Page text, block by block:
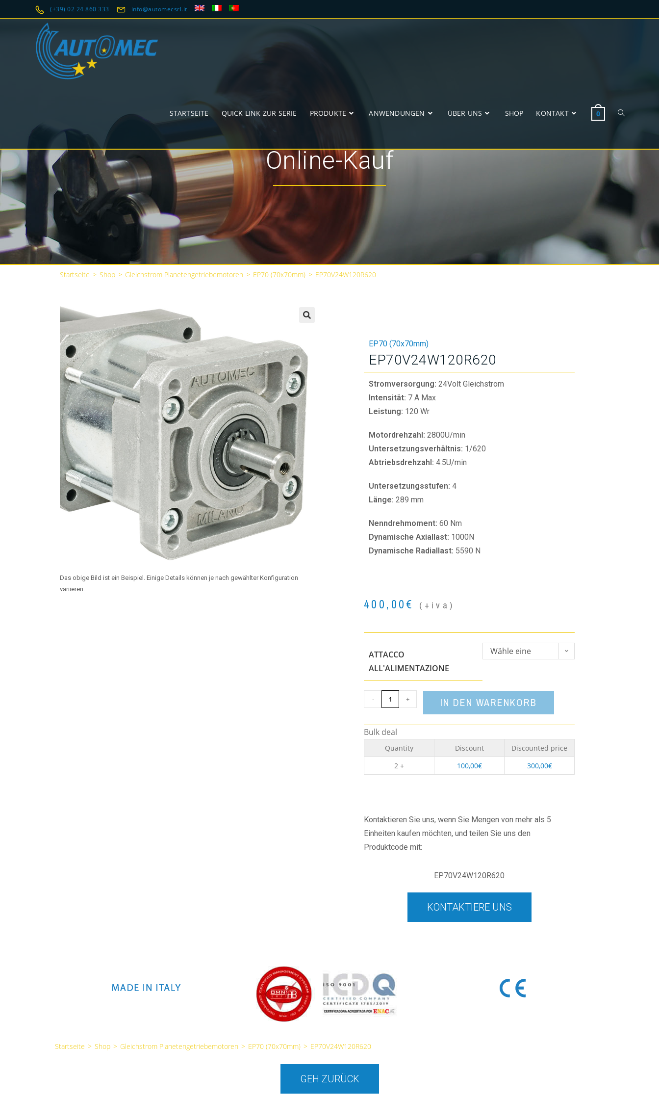
(+39) 02 24 860 333 info@automecsrl.it
STARTSEITE QUICK LINK ZUR SERIE PRODUKTE ANWENDUNGEN ÜBER UNS SHOP KONTAKT 0
Online-Kauf
Startseite > Shop > Gleichstrom Planetengetriebemotoren > EP70 (70x70mm) > EP70V24W120R620
Das obige Bild ist ein Beispiel. Einige Details können je nach gewählter Konfiguration
variieren.
EP70 (70x70mm)
EP70V24W120R620
Stromversorgung: 24Volt Gleichstrom
Intensität: 7 A Max
Leistung: 120 Wr
Motordrehzahl: 2800U/min
Untersetzungsverhältnis: 1/620
Abtriebsdrehzahl: 4.5U/min
Untersetzungsstufen: 4
Länge: 289 mm
Nenndrehmoment: 60 Nm
Dynamische Axiallast: 1000N
Dynamische Radiallast: 5590 N
400,00€ (+iva)
ATTACCO
ALL'ALIMENTAZIONE
Wähle eine
- + IN DEN WARENKORB
Bulk deal
Quantity Discount
Discounted price
2 +
100,00€ 300,00€
Kontaktieren Sie uns, wenn Sie Mengen von mehr als 5
Einheiten kaufen möchten, und teilen Sie uns den
Produktcode mit:
EP70V24W120R620
KONTAKTIERE UNS
Startseite > Shop > Gleichstrom Planetengetriebemotoren > EP70 (70x70mm) > EP70V24W120R620
GEH ZURÜCK